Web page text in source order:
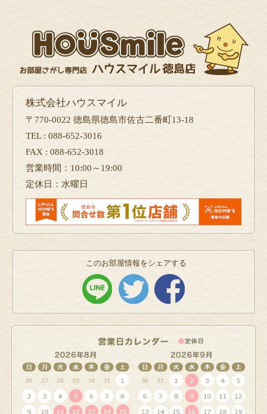
株式会社ハウスマイル
〒770-0022 徳島県徳島市佐古二番町13-18
TEL : 088-652-3016
FAX : 088-652-3018
営業時間：10:00～19:00
定休日：水曜日
このお部屋情報をシェアする